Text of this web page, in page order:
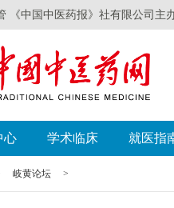
《中国中医药报》社有限公司主
心 学术临床 就医指
岐黄论坛 >